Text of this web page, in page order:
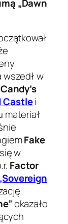
„Dawn
w
Candy’s
Castlei
materiał
Fake
w
Factor
okazało